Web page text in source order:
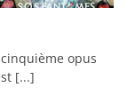
opus
[...]